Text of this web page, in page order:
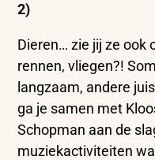
2)
Dieren… zie jij ze ook
rennen, vliegen?!
langzaam, andere
ga je samen met
Schopman aan de
muziekactiviteiten